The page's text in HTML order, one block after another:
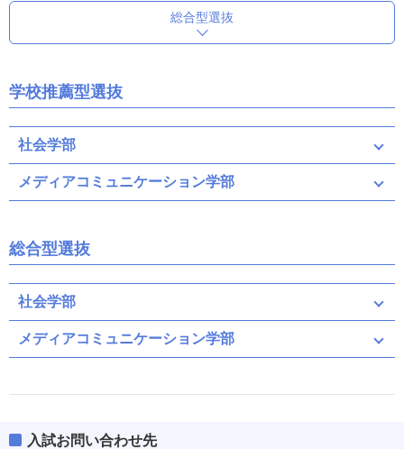
総合型選抜
学校推薦型選抜
社会学部
メディアコミュニケーション学部
総合型選抜
社会学部
メディアコミュニケーション学部
入試お問い合わせ先